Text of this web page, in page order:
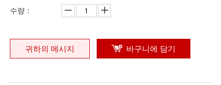
수량：
귀하의 메시지 바구니에 담기